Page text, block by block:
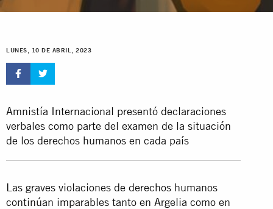
REALIZADO POR LA ONU
LUNES, 10 DE ABRIL, 2023
Amnistía Internacional presentó declaraciones
verbales como parte del examen de la situación
de los derechos humanos en cada país
Las graves violaciones de derechos humanos
continúan imparables tanto en Argelia como en